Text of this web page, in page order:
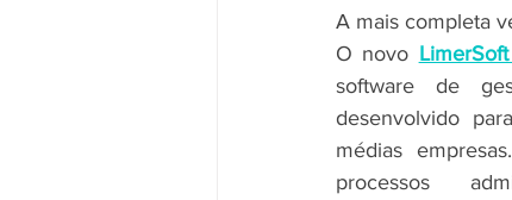
A mais completa
O novo
software de
desenvolvido
médias
processos